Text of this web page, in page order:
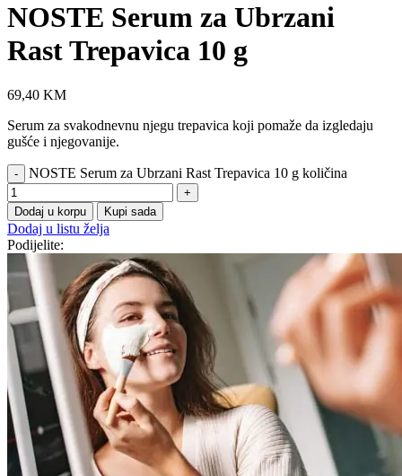
NOSTE Serum za Ubrzani
Rast Trepavica 10 g
69,40 KM
Serum za svakodnevnu njegu trepavica koji pomaže da izgledaju
gušće i njegovanije.
NOSTE Serum za Ubrzani Rast Trepavica 10 g količina
Dodaj u korpu Kupi sada
Dodaj u listu želja
Podijelite: